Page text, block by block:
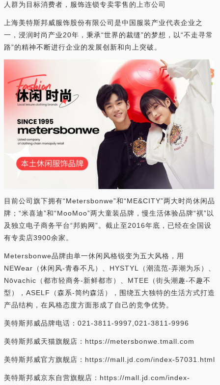
人群为目标消费者，服饰连锁专卖零售的上市公司
上海美特斯邦威服饰股份有限公司是中国服装产业代表企业之
一，浸润时尚产业20年，秉承“世界的裁缝”的梦想，以“不走寻常
路”的精神不断进行企业的发展创新和向上突破。
目前公司旗下拥有“Metersbonwe”和“ME&CITY”两大时尚休闲品
牌；“米喜迪”和“MooMoo”两大童装品牌，慢生活体验品牌“褀”以
及独立电子商务平台“邦购网”。截止至2016年底，已经在全国设
有专卖店3900余家。
Metersbonwe品牌由单一休闲风格锐变为五大风格，用
NEWear（休闲风-青春不凡）、HYSTYL（潮流范-弄潮为乐）、
Nōvachic（都市轻商务-新鲜都市）、MTEE（街头潮趣-不趣不
型），ASELF（森系-简约森活），围绕五大独特的生活方式打造
产品结构，在风格态度方面形成了自己的竞争优势。
美特斯邦威品牌电话：021-3811-9997,021-3811-9996
美特斯邦威天猫旗舰店：https://metersbonwe.tmall.com
美特斯邦威官方旗舰店：https://mall.jd.com/index-57031.html
美特斯邦威京东自营旗舰店：https://mall.jd.com/index-